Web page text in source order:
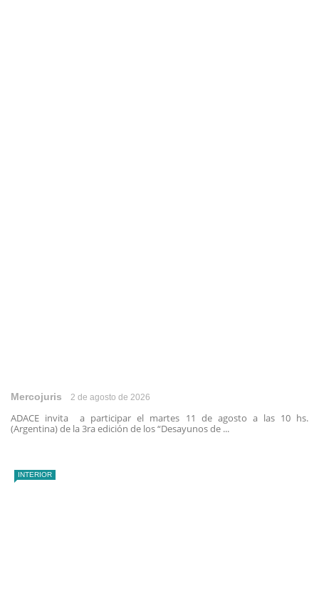
Mercojuris 2 de agosto de 2026
ADACE invita a participar el martes 11 de agosto a las 10 hs.
(Argentina) de la 3ra edición de los “Desayunos de ...
INTERIOR